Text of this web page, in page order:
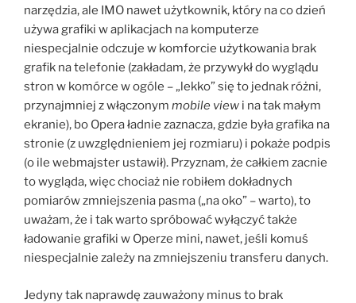
narzędzia, ale IMO nawet użytkownik, który na co dzień
używa grafiki w aplikacjach na komputerze
niespecjalnie odczuje w komforcie użytkowania brak
grafik na telefonie (zakładam, że przywykł do wyglądu
stron w komórce w ogóle – „lekko” się to jednak różni,
przynajmniej z włączonym mobile view i na tak małym
ekranie), bo Opera ładnie zaznacza, gdzie była grafika na
stronie (z uwzględnieniem jej rozmiaru) i pokaże podpis
(o ile webmajster ustawił). Przyznam, że całkiem zacnie
to wygląda, więc chociaż nie robiłem dokładnych
pomiarów zmniejszenia pasma („na oko” – warto), to
uważam, że i tak warto spróbować wyłączyć także
ładowanie grafiki w Operze mini, nawet, jeśli komuś
niespecjalnie zależy na zmniejszeniu transferu danych.
Jedyny tak naprawdę zauważony minus to brak